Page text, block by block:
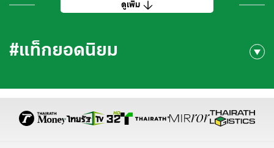
ดูเพิ่ม
#แท็กยอดนิยม